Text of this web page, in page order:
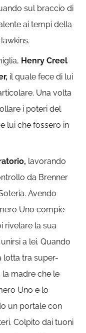
sul braccio di
ai tempi della
Henry Creel
il quale fece di lui
Una volta
i poteri del
lui che fossero in
lavorando
da Brenner
Avendo
Uno compie
rivelare la sua
a lei. Quando
lotta tra super-
la madre che le
Uno e lo
un portale con
Colpito dai tuoni